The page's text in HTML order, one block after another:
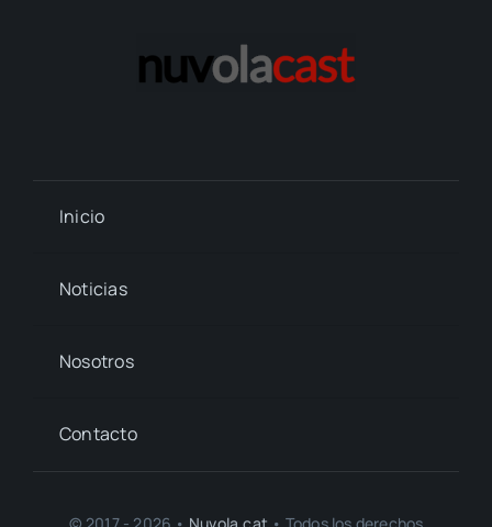
Inicio
Noticias
Nosotros
Contacto